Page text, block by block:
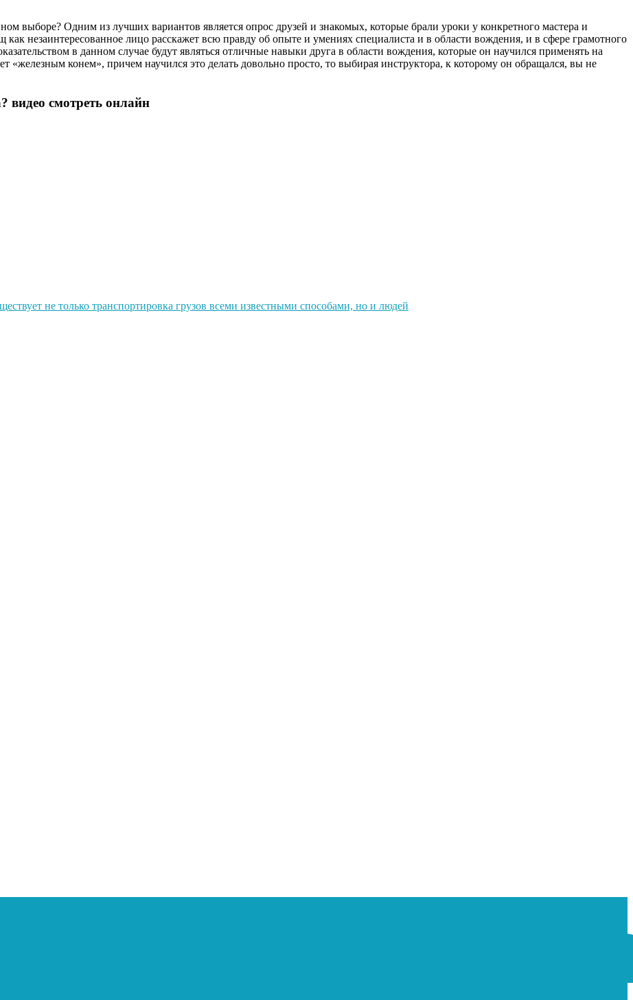
выборе? Одним из лучших вариантов является опрос друзей и знакомых, которые брали уроки у конкретного мастера и
незаинтересованное лицо расскажет всю правду об опыте и умениях специалиста и в области вождения, и в сфере грамотного
в данном случае будут являться отличные навыки друга в области вождения, которые он научился применять на
«железным конем», причем научился это делать довольно просто, то выбирая инструктора, к которому он обращался, вы не
видео смотреть онлайн
не только транспортировка грузов всеми известными способами, но и людей